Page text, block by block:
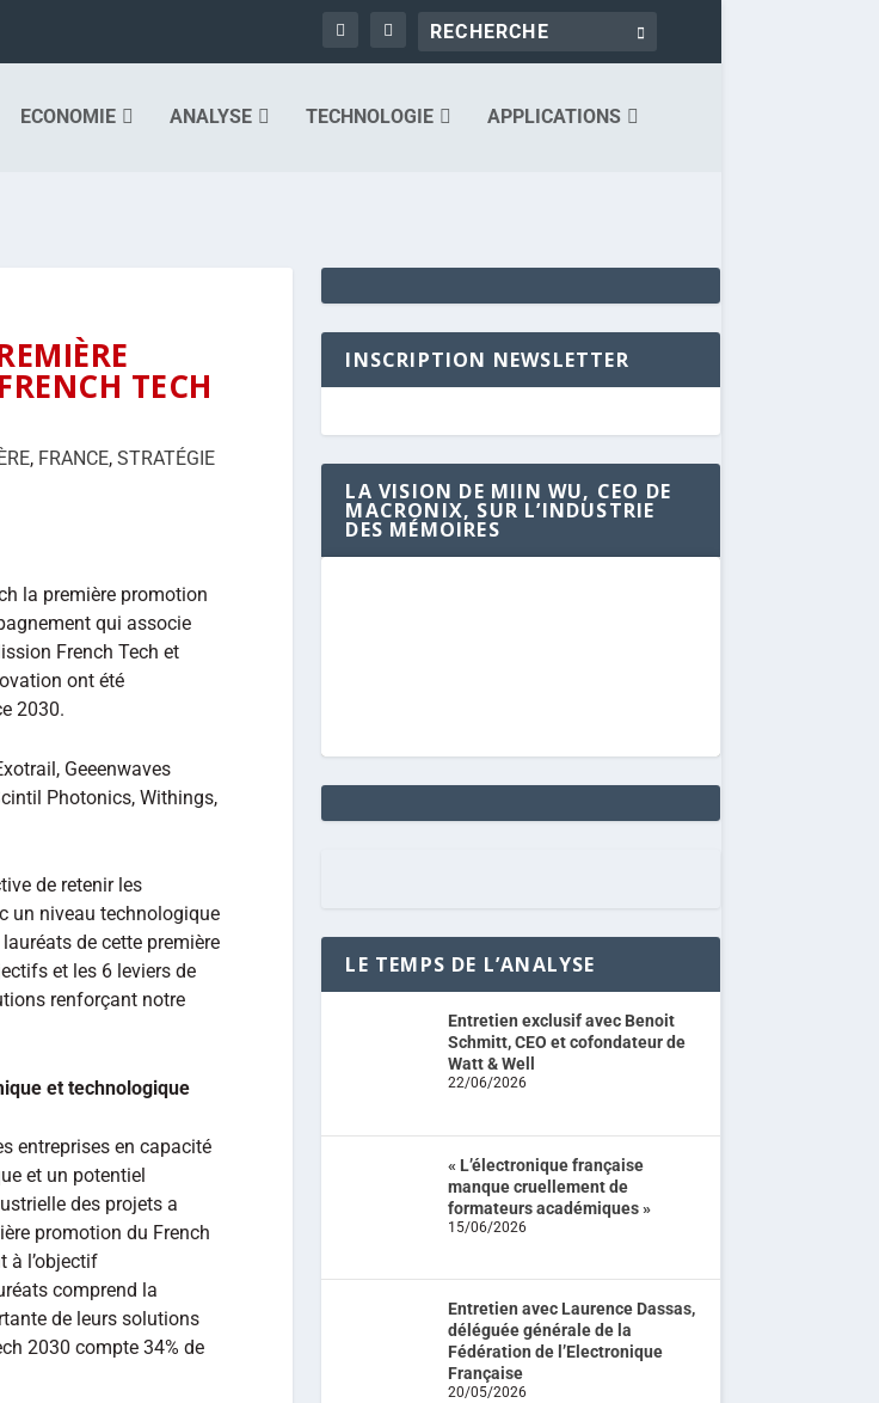
ECONOMIE ANALYSE TECHNOLOGIE APPLICATIONS
TECH
, FRANCE, STRATÉGIE
la première promotion
qui associe
French Tech et
ont été
2030.
Geeenwaves
Photonics, Withings,
de retenir les
un niveau technologique
de cette première
et les 6 leviers de
renforçant notre
et technologique
entreprises en capacité
et un potentiel
des projets a
promotion du French
à l’objectif
comprend la
de leurs solutions
2030 compte 34% de
INSCRIPTION NEWSLETTER
LA VISION DE MIIN WU, CEO DE
MACRONIX, SUR L’INDUSTRIE
DES MÉMOIRES
LE TEMPS DE L’ANALYSE
Entretien exclusif avec Benoit
Schmitt, CEO et cofondateur de
Watt & Well
22/06/2026
« L’électronique française
manque cruellement de
formateurs académiques »
15/06/2026
Entretien avec Laurence Dassas,
déléguée générale de la
Fédération de l’Electronique
Française
20/05/2026